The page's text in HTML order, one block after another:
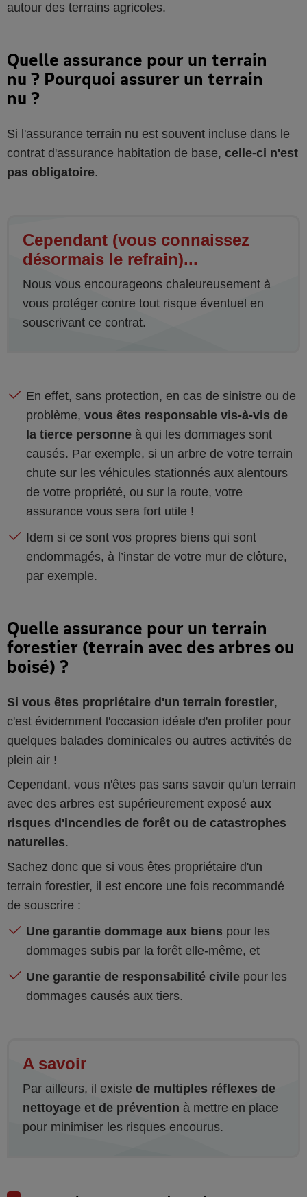
autour des terrains agricoles.
Quelle assurance pour un terrain
nu ? Pourquoi assurer un terrain
nu ?
Si l'assurance terrain nu est souvent incluse dans le
contrat d'assurance habitation de base, celle-ci n'est
pas obligatoire.
Cependant (vous connaissez
désormais le refrain)...
Nous vous encourageons chaleureusement à
vous protéger contre tout risque éventuel en
souscrivant ce contrat.
En effet, sans protection, en cas de sinistre ou de
problème, vous êtes responsable vis-à-vis de
la tierce personne à qui les dommages sont
causés. Par exemple, si un arbre de votre terrain
chute sur les véhicules stationnés aux alentours
de votre propriété, ou sur la route, votre
assurance vous sera fort utile !
Idem si ce sont vos propres biens qui sont
endommagés, à l’instar de votre mur de clôture,
par exemple.
Quelle assurance pour un terrain
forestier (terrain avec des arbres ou
boisé) ?
Si vous êtes propriétaire d'un terrain forestier,
c'est évidemment l'occasion idéale d'en profiter pour
quelques balades dominicales ou autres activités de
plein air !
Cependant, vous n'êtes pas sans savoir qu'un terrain
avec des arbres est supérieurement exposé aux
risques d'incendies de forêt ou de catastrophes
naturelles.
Sachez donc que si vous êtes propriétaire d'un
terrain forestier, il est encore une fois recommandé
de souscrire :
Une garantie dommage aux biens pour les
dommages subis par la forêt elle-même, et
Une garantie de responsabilité civile pour les
dommages causés aux tiers.
A savoir
Par ailleurs, il existe de multiples réflexes de
nettoyage et de prévention à mettre en place
pour minimiser les risques encourus.